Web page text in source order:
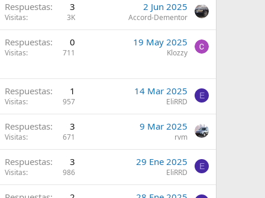
Respuestas 3
Visitas 3K
2 Jun 2025
Accord-Dementor
Respuestas 0
Visitas 711
19 May 2025
Klozzy
Respuestas 1
Visitas 957
14 Mar 2025
EliRRD
E
Respuestas 3
Visitas 671
9 Mar 2025
rvm
Respuestas 3
Visitas 986
29 Ene 2025
EliRRD
E